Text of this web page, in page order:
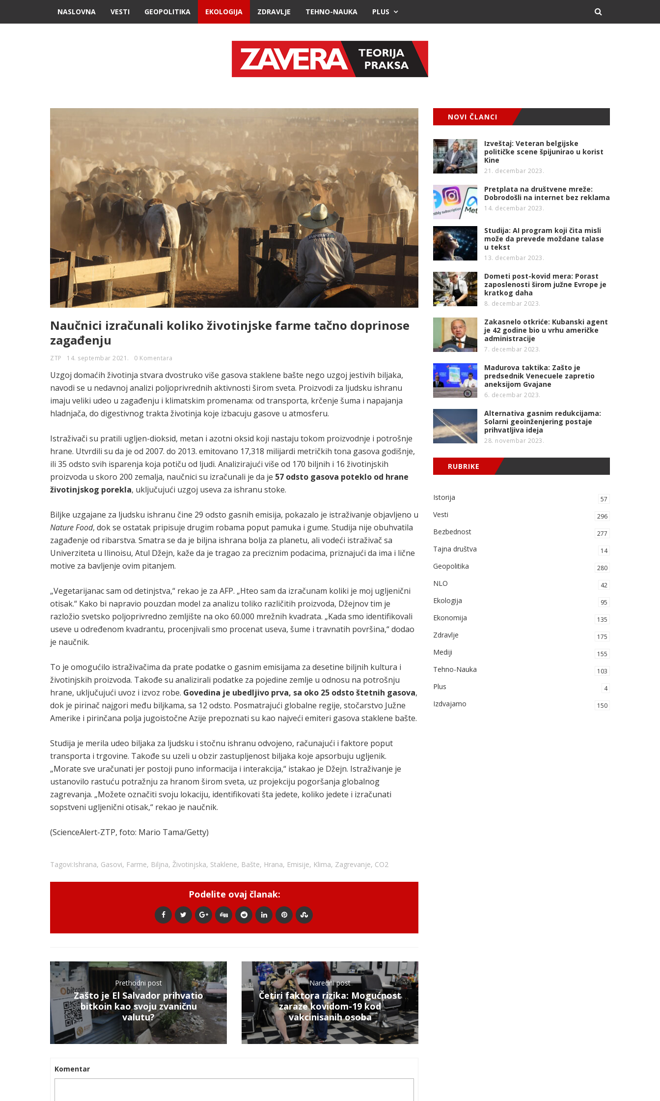
NASLOVNA VESTI GEOPOLITIKA EKOLOGIJA ZDRAVLJE TEHNO-NAUKA PLUS
Naučnici izračunali koliko životinjske farme tačno doprinose
zagađenju
ZTP 14. septembar 2021. 0 Komentara
Uzgoj domaćih životinja stvara dvostruko više gasova staklene bašte nego uzgoj jestivih biljaka,
navodi se u nedavnoj analizi poljoprivrednih aktivnosti širom sveta. Proizvodi za ljudsku ishranu
imaju veliki udeo u zagađenju i klimatskim promenama: od transporta, krčenje šuma i napajanja
hladnjača, do digestivnog trakta životinja koje izbacuju gasove u atmosferu.
Istraživači su pratili ugljen-dioksid, metan i azotni oksid koji nastaju tokom proizvodnje i potrošnje
hrane. Utvrdili su da je od 2007. do 2013. emitovano 17,318 milijardi metričkih tona gasova godišnje,
ili 35 odsto svih isparenja koja potiču od ljudi. Analizirajući više od 170 biljnih i 16 životinjskih
proizvoda u skoro 200 zemalja, naučnici su izračunali je da je 57 odsto gasova poteklo od hrane
životinjskog porekla, uključujući uzgoj useva za ishranu stoke.
Biljke uzgajane za ljudsku ishranu čine 29 odsto gasnih emisija, pokazalo je istraživanje objavljeno u
Nature Food, dok se ostatak pripisuje drugim robama poput pamuka i gume. Studija nije obuhvatila
zagađenje od ribarstva. Smatra se da je biljna ishrana bolja za planetu, ali vodeći istraživač sa
Univerziteta u Ilinoisu, Atul Džejn, kaže da je tragao za preciznim podacima, priznajući da ima i lične
motive za bavljenje ovim pitanjem.
„Vegetarijanac sam od detinjstva,“ rekao je za AFP. „Hteo sam da izračunam koliki je moj ugljenični
otisak.“ Kako bi napravio pouzdan model za analizu toliko različitih proizvoda, Džejnov tim je
razložio svetsko poljoprivredno zemljište na oko 60.000 mrežnih kvadrata. „Kada smo identifikovali
useve u određenom kvadrantu, procenjivali smo procenat useva, šume i travnatih površina,“ dodao
je naučnik.
To je omogućilo istraživačima da prate podatke o gasnim emisijama za desetine biljnih kultura i
životinjskih proizvoda. Takođe su analizirali podatke za pojedine zemlje u odnosu na potrošnju
hrane, uključujući uvoz i izvoz robe. Govedina je ubedljivo prva, sa oko 25 odsto štetnih gasova,
dok je pirinač najgori među biljkama, sa 12 odsto. Posmatrajući globalne regije, stočarstvo Južne
Amerike i pirinčana polja jugoistočne Azije prepoznati su kao najveći emiteri gasova staklene bašte.
Studija je merila udeo biljaka za ljudsku i stočnu ishranu odvojeno, računajući i faktore poput
transporta i trgovine. Takođe su uzeli u obzir zastupljenost biljaka koje apsorbuju ugljenik.
„Morate sve uračunati jer postoji puno informacija i interakcija,“ istakao je Džejn. Istraživanje je
ustanovilo rastuću potražnju za hranom širom sveta, uz projekciju pogoršanja globalnog
zagrevanja. „Možete označiti svoju lokaciju, identifikovati šta jedete, koliko jedete i izračunati
sopstveni ugljenični otisak,“ rekao je naučnik.
(ScienceAlert-ZTP, foto: Mario Tama/Getty)
Tagovi:Ishrana, Gasovi, Farme, Biljna, Životinjska, Staklene, Bašte, Hrana, Emisije, Klima, Zagrevanje, CO2
Podelite ovaj članak:
Prethodni post
Zašto je El Salvador prihvatio
bitkoin kao svoju zvaničnu
valutu?
Naredni post
Četiri faktora rizika: Mogućnost
zaraze kovidom-19 kod
vakcinisanih osoba
Komentar
NOVI ČLANCI
Izveštaj: Veteran belgijske
političke scene špijunirao u korist
Kine
21. decembar 2023.
Pretplata na društvene mreže:
Dobrodošli na internet bez reklama
14. decembar 2023.
Studija: AI program koji čita misli
može da prevede moždane talase
u tekst
13. decembar 2023.
Dometi post-kovid mera: Porast
zaposlenosti širom južne Evrope je
kratkog daha
8. decembar 2023.
Zakasnelo otkriće: Kubanski agent
je 42 godine bio u vrhu američke
administracije
7. decembar 2023.
Madurova taktika: Zašto je
predsednik Venecuele zapretio
aneksijom Gvajane
6. decembar 2023.
Alternativa gasnim redukcijama:
Solarni geoinženjering postaje
prihvatljiva ideja
28. novembar 2023.
RUBRIKE
Istorija 57
Vesti 296
Bezbednost 277
Tajna društva 14
Geopolitika 280
NLO 42
Ekologija 95
Ekonomija 135
Zdravlje 175
Mediji 155
Tehno-Nauka 103
Plus 4
Izdvajamo 150